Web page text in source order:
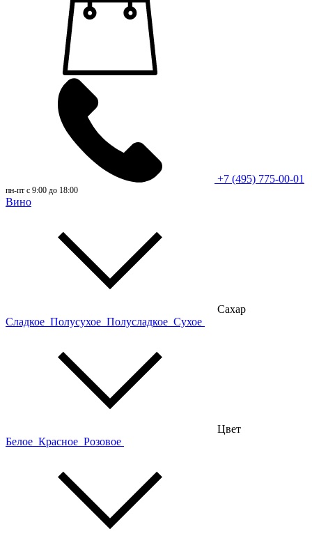
+7 (495) 775-00-01
пн-пт с 9:00 до 18:00
Вино
Сахар
Сладкое Полусухое Полусладкое Сухое
Цвет
Белое Красное Розовое